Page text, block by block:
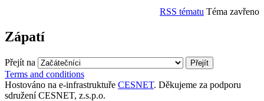
RSS tématu Téma zavřeno
Zápatí
Přejít na
Terms and conditions
Hostováno na e-infrastruktuře CESNET. Děkujeme za podporu
sdružení CESNET, z.s.p.o.